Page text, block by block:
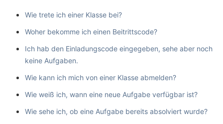
Wie trete ich einer Klasse bei?
Woher bekomme ich einen Beitrittscode?
Ich hab den Einladungscode eingegeben, sehe aber noch
keine Aufgaben.
Wie kann ich mich von einer Klasse abmelden?
Wie weiß ich, wann eine neue Aufgabe verfügbar ist?
Wie sehe ich, ob eine Aufgabe bereits absolviert wurde?